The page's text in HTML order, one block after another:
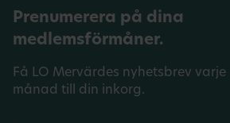
Prenumerera på dina
medlemsförmåner.
Få LO Mervärdes nyhetsbrev varje
månad till din inkorg.